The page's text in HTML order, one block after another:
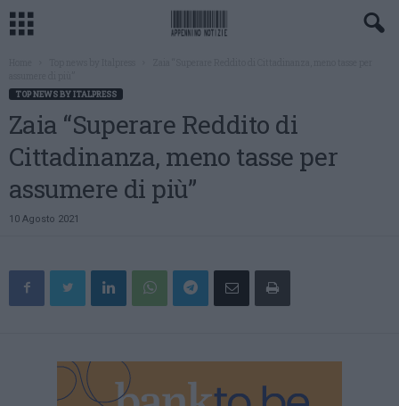
TOP NEWS BY ITALPRESS
Zaia “Superare Reddito di
Cittadinanza, meno tasse per
assumere di più”
10 Agosto 2021